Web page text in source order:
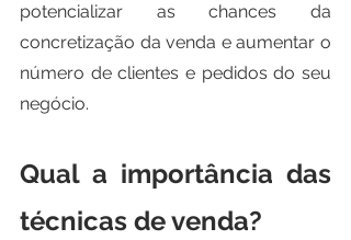
potencializar as chances da
concretização da venda e aumentar o
número de clientes e pedidos do seu
negócio.
Qual a importância das
técnicas de venda?